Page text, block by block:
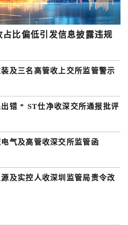
比偏低引发信息披露违规
及三名高管收上交所监管警示
错 * ST仕净收深交所通报批评
气及高管收深交所监管函
及实控人收深圳监管局责令改